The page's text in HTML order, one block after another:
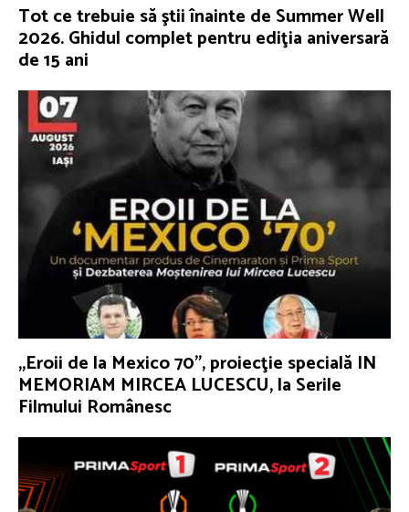
Tot ce trebuie să ştii înainte de Summer Well
2026. Ghidul complet pentru ediţia aniversară
de 15 ani
„Eroii de la Mexico 70”, proiecţie specială IN
MEMORIAM MIRCEA LUCESCU, la Serile
Filmului Românesc